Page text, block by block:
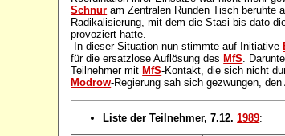
Schnur am Zentralen Runden Tisch beruhte
Radikalisierung, mit dem die Stasi bis dato
provoziert hatte.
In dieser Situation nun stimmte auf Initiative
für die ersatzlose Auflösung des MfS.
Teilnehmer mit MfS-Kontakt, die sich nicht
Modrow-Regierung sah sich gezwungen,
Liste der Teilnehmer, 7.12. 1989: